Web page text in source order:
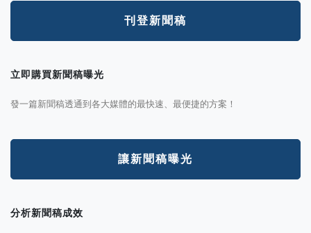
刊登新聞稿
立即購買新聞稿曝光
發一篇新聞稿透通到各大媒體的最快速、最便捷的方案！
讓新聞稿曝光
分析新聞稿成效